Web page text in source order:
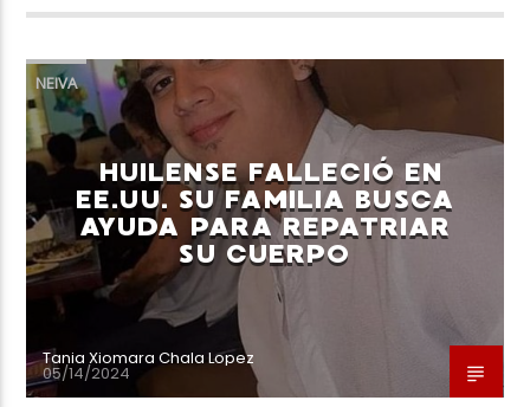
NEIVA
HUILENSE FALLECIÓ EN
EE.UU. SU FAMILIA BUSCA
AYUDA PARA REPATRIAR
SU CUERPO
Tania Xiomara Chala Lopez
05/14/2024